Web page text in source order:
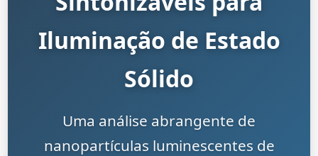
Iluminação de Estado
Sólido
Uma análise abrangente de
nanopartículas luminescentes de